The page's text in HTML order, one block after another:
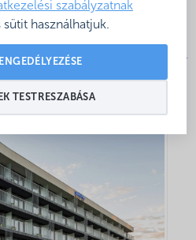
szabályzatnak
használhatjuk.
TESTRESZABÁSA
linkről letölthető:
kozgyulesi_meghivo_20191119-